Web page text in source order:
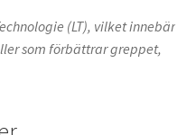
(LT), vilket innebär
som förbättrar greppet,